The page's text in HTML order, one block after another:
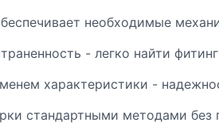
необходимые
- легко найти
характеристики -
стандартными методами без